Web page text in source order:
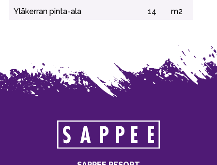
Yläkerran pinta-ala
14 m2